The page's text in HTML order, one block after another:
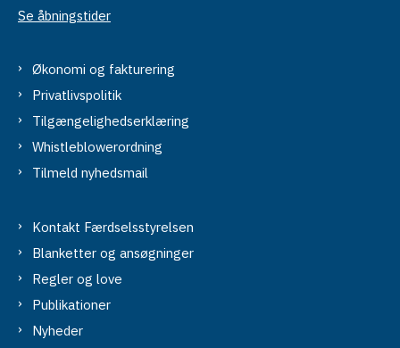
Se åbningstider
Økonomi og fakturering
Privatlivspolitik
Tilgængelighedserklæring
Whistleblowerordning
Tilmeld nyhedsmail
Kontakt Færdselsstyrelsen
Blanketter og ansøgninger
Regler og love
Publikationer
Nyheder